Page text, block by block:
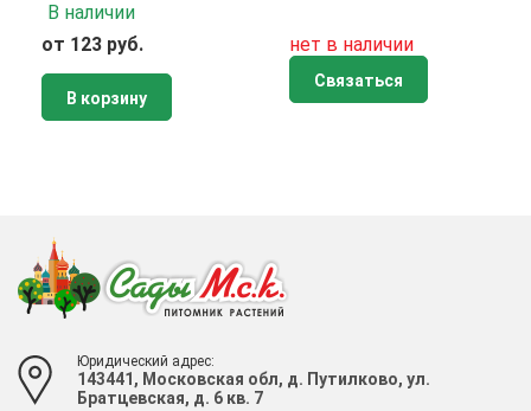
В наличии
от 123 руб.
В корзину
нет в наличии
Связаться
Юридический адрес:
143441, Московская обл, д. Путилково, ул.
Братцевская, д. 6 кв. 7